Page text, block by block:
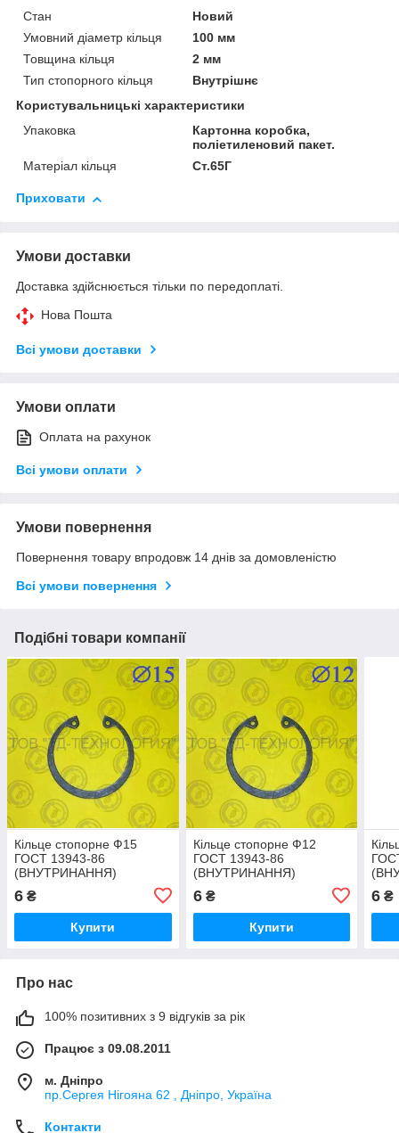
Стан
Новий
Умовний діаметр кільця
100 мм
Товщина кільця
2 мм
Тип стопорного кільця
Внутрішнє
Користувальницькі характеристики
Упаковка
Картонна коробка,
поліетиленовий пакет.
Матеріал кільця
Ст.65Г
Приховати
Умови доставки
Доставка здійснюється тільки по передоплаті.
Нова Пошта
Всі умови доставки
Умови оплати
Оплата на рахунок
Всі умови оплати
Умови повернення
Повернення товару впродовж 14 днів за домовленістю
Всі умови повернення
Подібні товари компанії
Кільце стопорне Ф15
ГОСТ 13943-86
(ВНУТРИНАННЯ)
6 ₴
Купити
Кільце стопорне Ф12
ГОСТ 13943-86
(ВНУТРИНАННЯ)
6₴
Купити
6 ₴
Про нас
100% позитивних з 9 відгуків за рік
Працює з 09.08.2011
м. Дніпро
пр.Сергея Нігояна 62 , Дніпро, Україна
Контакти